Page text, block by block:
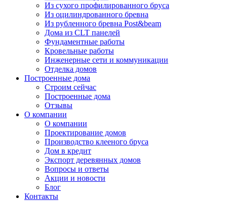
Из сухого профилированного бруса
Из оцилиндрованного бревна
Из рубленного бревна Post&beam
Дома из CLT панелей
Фундаментные работы
Кровельные работы
Инженерные сети и коммуникации
Отделка домов
Построенные дома
Строим сейчас
Построенные дома
Отзывы
О компании
О компании
Проектирование домов
Производство клееного бруса
Дом в кредит
Экспорт деревянных домов
Вопросы и ответы
Акции и новости
Блог
Контакты